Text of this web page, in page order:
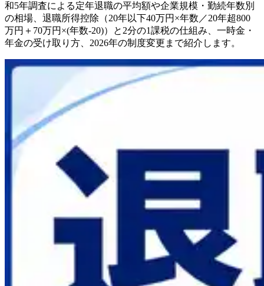
和5年調査による定年退職の平均額や企業規模・勤続年数別
の相場、退職所得控除（20年以下40万円×年数／20年超800
万円＋70万円×(年数-20)）と2分の1課税の仕組み、一時金・
年金の受け取り方、2026年の制度変更まで紹介します。